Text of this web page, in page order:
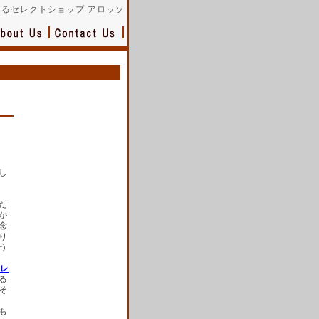
セレクトショップ アロッソ